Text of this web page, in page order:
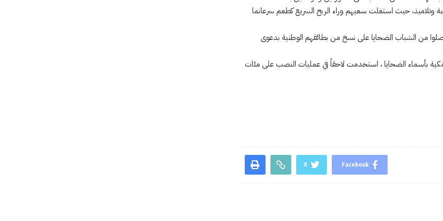
حيث استغلت سعيهم وراء الربح السريع كطعم سرعانما
من الشباب الضحايا على نسخ من بطائقهم الوطنية بدعوى
بأسماء الضحايا ، استخدمت لاحقاً في عمليات النصب على مئات
Facebook
X